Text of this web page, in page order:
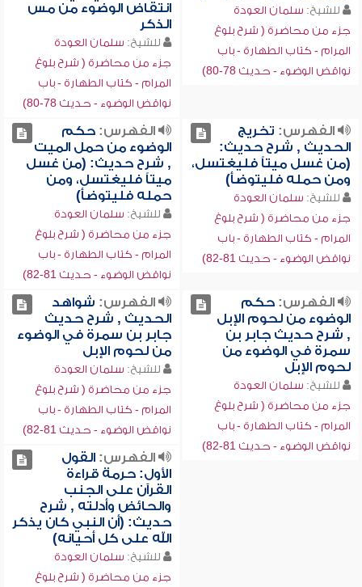
للشيخ: سلمان العودة
جزء من محاضرة ( شرح بلوغ
المرام - كتاب الطهارة - باب
نواقض الوضوء - حديث 78-80)
انتقاض الوضوء من مس
الذكر
للشيخ: سلمان العودة
جزء من محاضرة ( شرح بلوغ
المرام - كتاب الطهارة - باب
نواقض الوضوء - حديث 78-80)
الفهرس: تخريج
الحديث , شرح حديث:
(من غسل ميتاً فليغتسل،
ومن حمله فليتوضأ)
للشيخ: سلمان العودة
جزء من محاضرة ( شرح بلوغ
المرام - كتاب الطهارة - باب
نواقض الوضوء - حديث 81-82)
الفهرس:حكم
الوضوء من حمل الميت
, شرح حديث: (من غسل
ميتاً فليغتسل، ومن
حمله فليتوضأ)
للشيخ: سلمان العودة
جزء من محاضرة ( شرح بلوغ
المرام - كتاب الطهارة - باب
نواقض الوضوء - حديث 81-82)
الفهرس:حكم
الوضوء من لحوم الإبل
, شرح حديث جابر بن
سمرة في الوضوء من
لحوم الإبل
للشيخ: سلمان العودة
جزء من محاضرة ( شرح بلوغ
المرام - كتاب الطهارة - باب
نواقض الوضوء - حديث 81-82)
الفهرس: شواهد
الحديث , شرح حديث
جابر بن سمرة في الوضوء
من لحوم الإبل
للشيخ: سلمان العودة
جزء من محاضرة ( شرح بلوغ
المرام - كتاب الطهارة - باب
نواقض الوضوء - حديث 81-82)
الفهرس:القول
الأول: حرمة قراءة
القرآن على الجنب
والحائض وأدلته , شرح
حديث: (أن النبي كان يذكر
الله على كل أحيانه)
للشيخ: سلمان العودة
جزء من محاضرة ( شرح بلوغ